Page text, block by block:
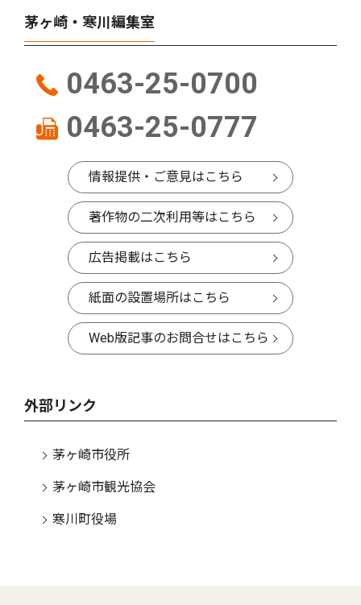
茅ヶ崎・寒川編集室
0463-25-0700
0463-25-0777
情報提供・ご意見はこちら
著作物の二次利用等はこちら
広告掲載はこちら
紙面の設置場所はこちら
Web版記事のお問合せはこちら
外部リンク
茅ヶ崎市役所
茅ヶ崎市観光協会
寒川町役場